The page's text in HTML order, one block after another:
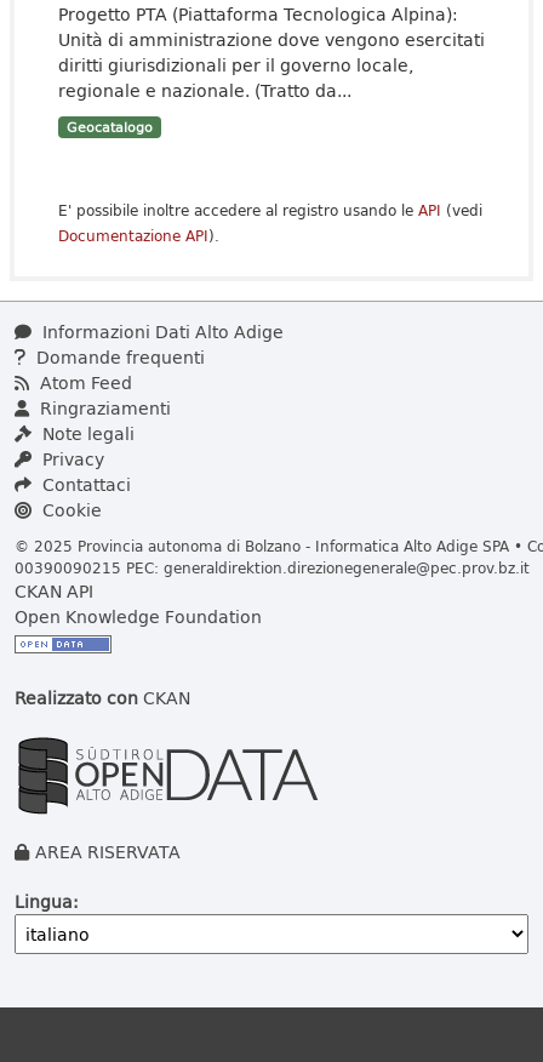
Progetto PTA (Piattaforma Tecnologica Alpina):
Unità di amministrazione dove vengono esercitati
diritti giurisdizionali per il governo locale,
regionale e nazionale. (Tratto da...
Geocatalogo
E' possibile inoltre accedere al registro usando le API (vedi
Documentazione API).
Informazioni Dati Alto Adige
Domande frequenti
Atom Feed
Ringraziamenti
Note legali
Privacy
Contattaci
Cookie
© 2025 Provincia autonoma di Bolzano - Informatica Alto Adige SPA •
00390090215 PEC: generaldirektion.direzionegenerale@pec.prov.bz.it
CKAN API
Open Knowledge Foundation
Realizzato conCKAN
AREA RISERVATA
Lingua